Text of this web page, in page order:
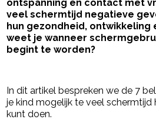
ontspanning en contact met
veel schermtijd negatieve
hun gezondheid, ontwikkeling
weet je wanneer
begint te worden?
In dit artikel bespreken we de 7
je kind mogelijk te veel schermtijd
kunt doen.